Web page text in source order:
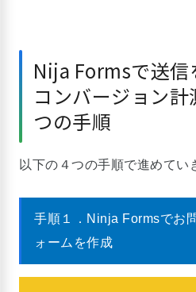
Nija Formsで送
コンバージョン計
つの手順
以下の４つの手順で進めてい
手順１．Ninja Formsでお
ォームを作成